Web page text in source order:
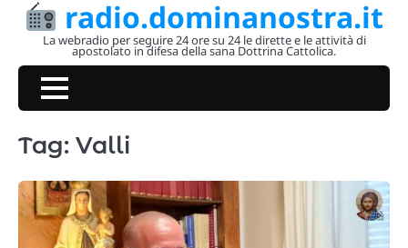
Skip
radio.dominanostra.it
La webradio per seguire 24 ore su 24 le dirette e le attività di
apostolato in difesa della sana Dottrina Cattolica.
Tag: Valli